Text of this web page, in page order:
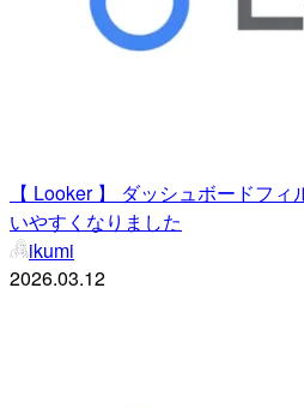
【 Looker 】 ダッシュボードフ
いやすくなりました
ikumi
2026.03.12